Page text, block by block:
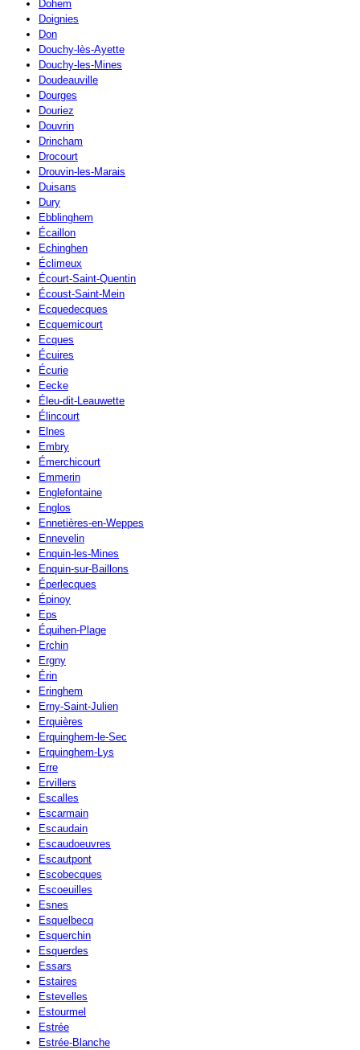
Dohem
Doignies
Don
Douchy-lès-Ayette
Douchy-les-Mines
Doudeauville
Dourges
Douriez
Douvrin
Drincham
Drocourt
Drouvin-les-Marais
Duisans
Dury
Ebblinghem
Écaillon
Echinghen
Éclimeux
Écourt-Saint-Quentin
Écoust-Saint-Mein
Ecquedecques
Ecquemicourt
Ecques
Écuires
Écurie
Eecke
Éleu-dit-Leauwette
Élincourt
Elnes
Embry
Émerchicourt
Emmerin
Englefontaine
Englos
Ennetières-en-Weppes
Ennevelin
Enquin-les-Mines
Enquin-sur-Baillons
Éperlecques
Épinoy
Eps
Équihen-Plage
Erchin
Ergny
Érin
Eringhem
Erny-Saint-Julien
Erquières
Erquinghem-le-Sec
Erquinghem-Lys
Erre
Ervillers
Escalles
Escarmain
Escaudain
Escaudoeuvres
Escautpont
Escobecques
Escoeuilles
Esnes
Esquelbecq
Esquerchin
Esquerdes
Essars
Estaires
Estevelles
Estourmel
Estrée
Estrée-Blanche